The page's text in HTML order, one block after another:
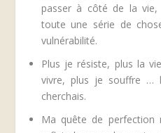
passer à côté de la
toute une série de
vulnérabilité.
Plus je résiste, plus la
vivre, plus je souffre …
cherchais.
Ma quête de perfection